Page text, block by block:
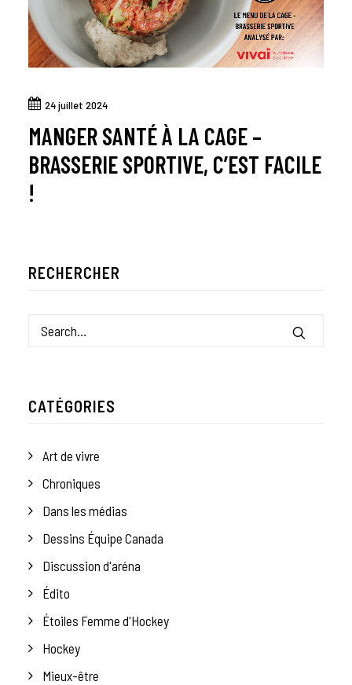
24 juillet 2024
MANGER SANTÉ À LA CAGE –
BRASSERIE SPORTIVE, C’EST FACILE
!
RECHERCHER
CATÉGORIES
Art de vivre
Chroniques
Dans les médias
Dessins Équipe Canada
Discussion d'aréna
Édito
Étoiles Femme d'Hockey
Hockey
Mieux-être